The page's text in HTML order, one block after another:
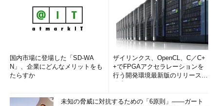
国内市場に登場した「SD-WA
N」、企業にどんなメリットをも
たらすか
ザイリンクス、OpenCL、C／C+
+でFPGAアクセラレーションを
行う開発環境最新版のリリースを
未知の脅威に対抗するための「6原則」――ガート